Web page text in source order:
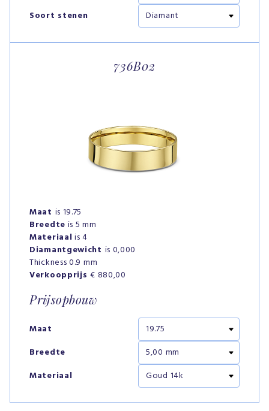
Soort stenen
736B02
Maat is 19.75
Breedte is 5 mm
Materiaalis 4
Diamantgewicht is 0,000
Thickness 0.9 mm
Verkoopprijs€ 880,00
Prijsopbouw
Maat
Breedte
Materiaal